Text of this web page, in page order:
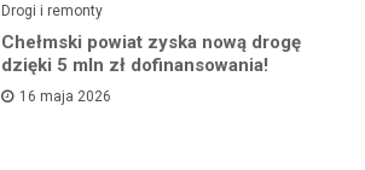
Drogi i remonty
Chełmski powiat zyska nową drogę
dzięki 5 mln zł dofinansowania!
16 maja 2026